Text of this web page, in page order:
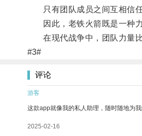
只有团队成员之间互相信任
因此，老铁火箭既是一种力
在现代战争中，团队力量比
#3#
评论
游客
这款app就像我的私人助理，随时随地为我
2025-02-16